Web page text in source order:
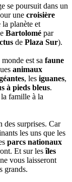
se poursuit dans un
une croisière
la planète et
Bartolomé par
de Plaza Sur).
est sa faune
animaux
, les iguanes,
à pieds bleus.
famille à la
des surprises. Car
les uns que les
parcs nationaux
Et sur lesîles
vous laisseront
grands.